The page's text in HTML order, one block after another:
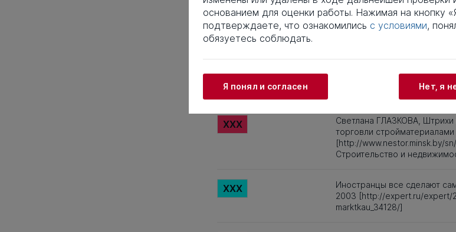
XXX
Титульный лист,
литературы, Приложения,
XXX
Хурцилава, Владимир
сетевой торговли в
XXX
Светлана ГЛАЗКОВА, Штрихи
торговли стройматериалами
[http://www.nestor.minsk.by/
Строительство и
XXX
Иностранцы все сделают
2003 [http://expert.ru/
marktkau_34128/]
основанием для оценки работы. Нажимая на кнопку
подтверждаете, что ознакомились с условиями,
обязуетесь соблюдать.
Я понял и согласен Нет, я